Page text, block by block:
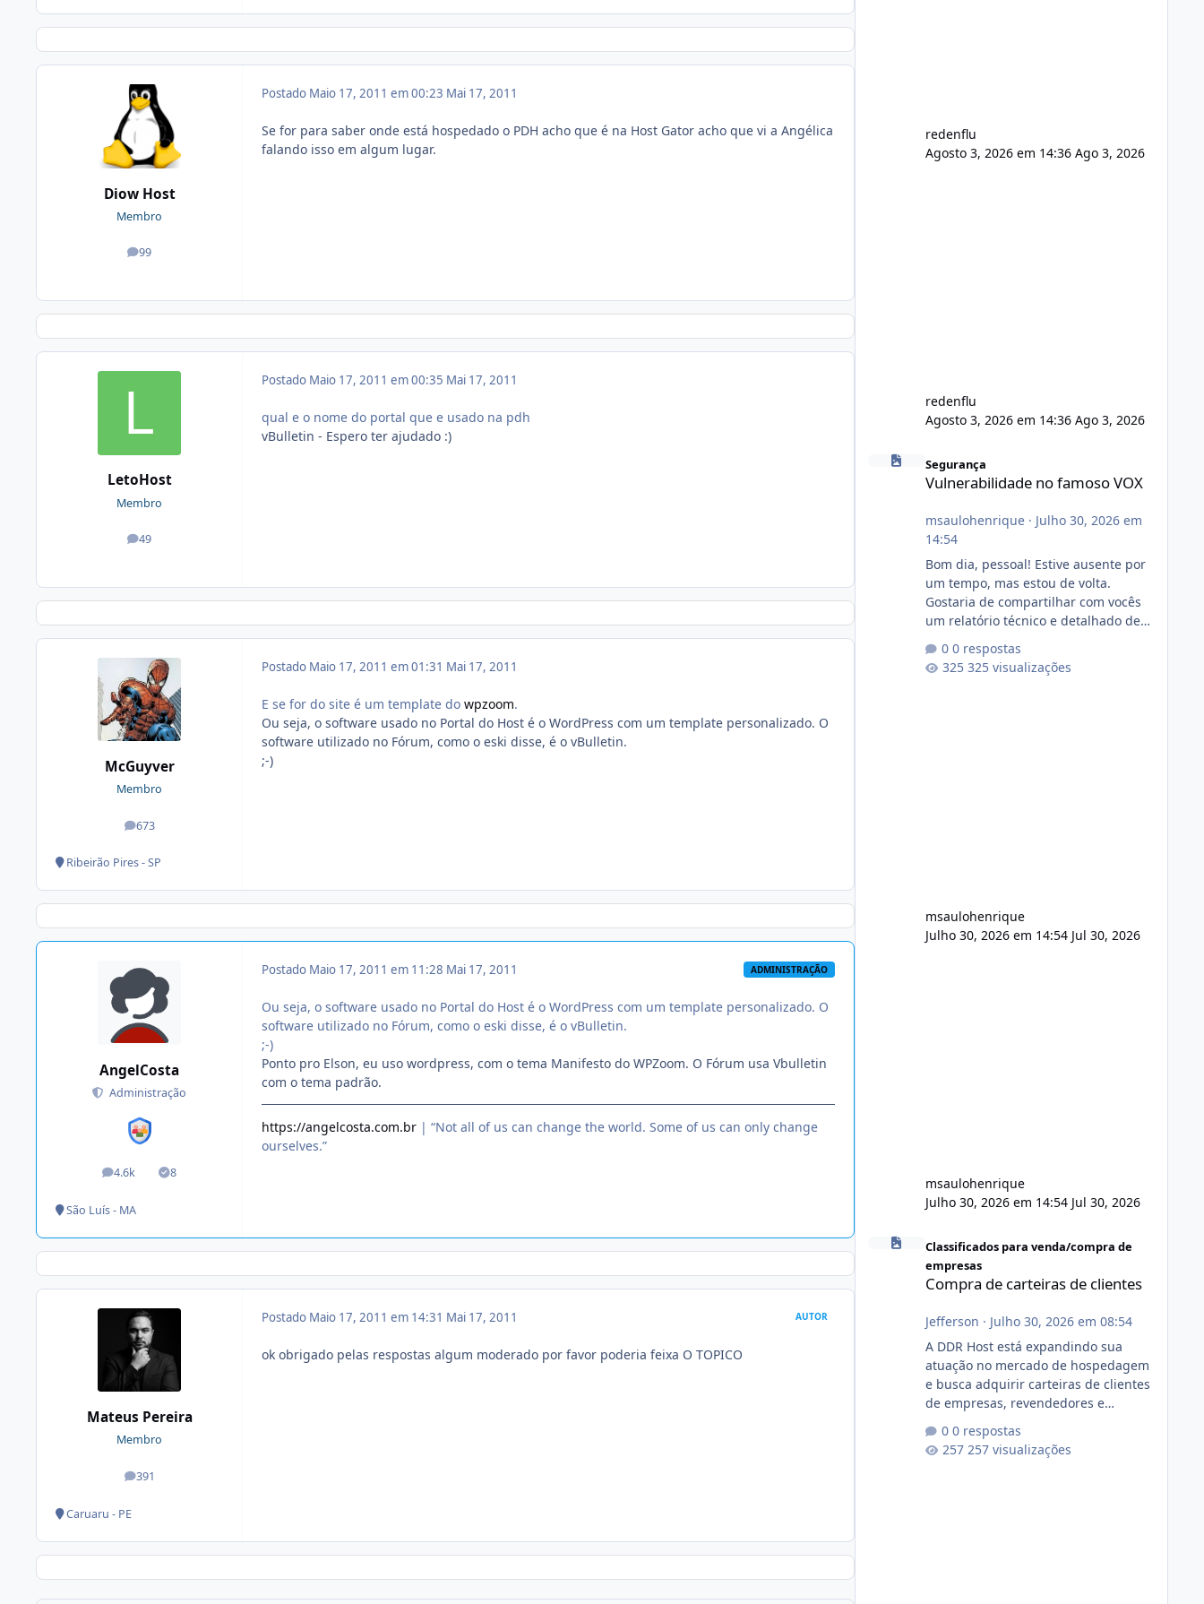
Diow Host
Membro
99
posts
Postado Maio 17, 2011 em 00:23 Mai 17, 2011
Se for para saber onde está hospedado o PDH acho que é na Host Gator acho que vi a Angélica
falando isso em algum lugar.
LetoHost
Membro
49
posts
Postado Maio 17, 2011 em 00:35 Mai 17, 2011
qual e o nome do portal que e usado na pdh
vBulletin - Espero ter ajudado :)
McGuyver
Membro
673
posts
Ribeirão Pires - SP
Postado Maio 17, 2011 em 01:31 Mai 17, 2011
E se for do site é um template do wpzoom.
Ou seja, o software usado no Portal do Host é o WordPress com um template personalizado. O
software utilizado no Fórum, como o eski disse, é o vBulletin.
;-)
AngelCosta
Administração
4.6k
posts 8
Soluções
São Luís - MA
Postado Maio 17, 2011 em 11:28 Mai 17, 2011 ADMINISTRAÇÃO
Ou seja, o software usado no Portal do Host é o WordPress com um template personalizado. O
software utilizado no Fórum, como o eski disse, é o vBulletin.
;-)
Ponto pro Elson, eu uso wordpress, com o tema Manifesto do WPZoom. O Fórum usa Vbulletin
com o tema padrão.
https://angelcosta.com.br | “Not all of us can change the world. Some of us can only change
ourselves.”
Mateus Pereira
Membro
391
posts
Caruaru - PE
Postado Maio 17, 2011 em 14:31 Mai 17, 2011 AUTOR
ok obrigado pelas respostas algum moderado por favor poderia feixa O TOPICO
redenflu
Agosto 3, 2026 em 14:36 Ago 3, 2026
redenflu
Agosto 3, 2026 em 14:36 Ago 3, 2026
Vulnerabilidade no famoso VOX
Segurança
Vulnerabilidade no famoso VOX
msaulohenrique· Julho 30, 2026 em
14:54
Bom dia, pessoal! Estive ausente por
um tempo, mas estou de volta.
Gostaria de compartilhar com vocês
um relatório técnico e detalhado de
conformidade referente
ao VOXPANEL (versão atualmente em
0 respostas
325 visualizações
msaulohenrique
Julho 30, 2026 em 14:54 Jul 30, 2026
msaulohenrique
Julho 30, 2026 em 14:54 Jul 30, 2026
Compra de carteiras de clientes
Classificados para venda/compra de
empresas
Compra de carteiras de clientes
Jefferson · Julho 30, 2026 em 08:54
A DDR Host está expandindo sua
atuação no mercado de hospedagem
e busca adquirir carteiras de clientes
de empresas, revendedores e
suas atividades ou reduzir sua
operação. Se você possui clientes
0 respostas
257 visualizações